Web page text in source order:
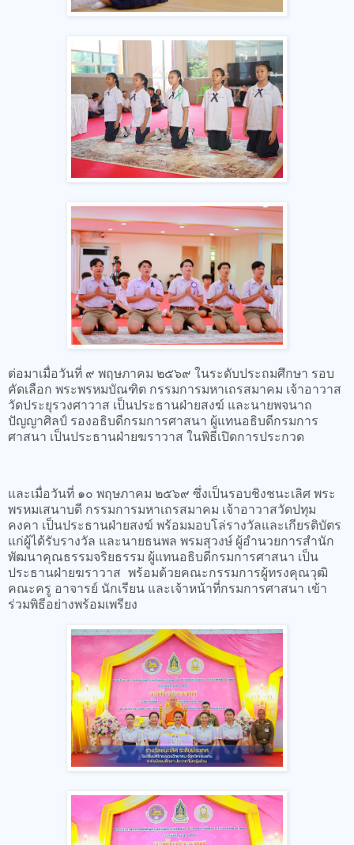
ต่อมาเมื่อวันที่ ๙ พฤษภาคม ๒๕๖๙ ในระดับประถมศึกษา รอบ
คัดเลือก พระพรหมบัณฑิต กรรมการมหาเถรสมาคม เจ้าอาวาส
วัดประยุรวงศาวาส เป็นประธานฝ่ายสงฆ์ และนายพจนาถ
ปัญญาศิลป์ รองอธิบดีกรมการศาสนา ผู้แทนอธิบดีกรมการ
ศาสนา เป็นประธานฝ่ายฆราวาส ในพิธีเปิดการประกวด
และเมื่อวันที่ ๑๐ พฤษภาคม ๒๕๖๙ ซึ่งเป็นรอบชิงชนะเลิศ พระ
พรหมเสนาบดี กรรมการมหาเถรสมาคม เจ้าอาวาสวัดปทุม
คงคา เป็นประธานฝ่ายสงฆ์ พร้อมมอบโล่รางวัลและเกียรติบัตร
แก่ผู้ได้รับรางวัล และนายธนพล พรมสุวงษ์ ผู้อำนวยการสำนัก
พัฒนาคุณธรรมจริยธรรม ผู้แทนอธิบดีกรมการศาสนา เป็น
ประธานฝ่ายฆราวาส พร้อมด้วยคณะกรรมการผู้ทรงคุณวุฒิ
คณะครู อาจารย์ นักเรียน และเจ้าหน้าที่กรมการศาสนา เข้า
ร่วมพิธีอย่างพร้อมเพรียง